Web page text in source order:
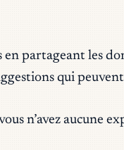
partageant les
qui
n’avez aucune